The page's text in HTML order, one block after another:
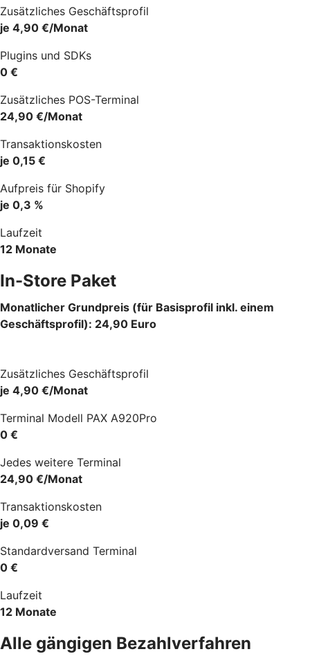
Zusätzliches Geschäftsprofil
je 4,90 €/Monat
Plugins und SDKs
0 €
Zusätzliches POS-Terminal
24,90 €/Monat
Transaktionskosten
je 0,15 €
Aufpreis für Shopify
je 0,3 %
Laufzeit
12 Monate
In-Store Paket
Monatlicher Grundpreis (für Basisprofil inkl. einem
Geschäftsprofil): 24,90 Euro
Zusätzliches Geschäftsprofil
je 4,90 €/Monat
Terminal Modell PAX A920Pro
0 €
Jedes weitere Terminal
24,90 €/Monat
Transaktionskosten
je 0,09 €
Standardversand Terminal
0 €
Laufzeit
12 Monate
Alle gängigen Bezahlverfahren